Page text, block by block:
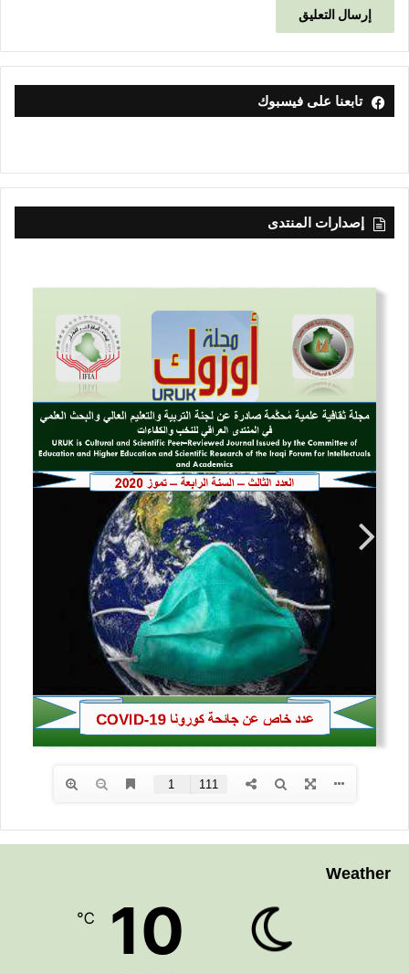
تابعنا على فيسبوك
إصدارات المنتدى
Weather
10
℃